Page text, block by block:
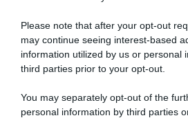
Please note that after your opt-out
may continue seeing interest-based
information utilized by us or personal
third parties prior to your opt-out.
You may separately opt-out of the
personal information by third parties